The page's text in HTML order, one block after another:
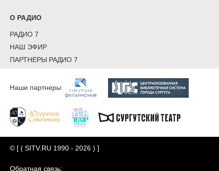
О РАДИО
РАДИО 7
НАШ ЭФИР
ПАРТНЕРЫ РАДИО 7
Наши партнеры:
© [ ( SITV.RU 1990 - 2026 ) ]
Обратная связь: